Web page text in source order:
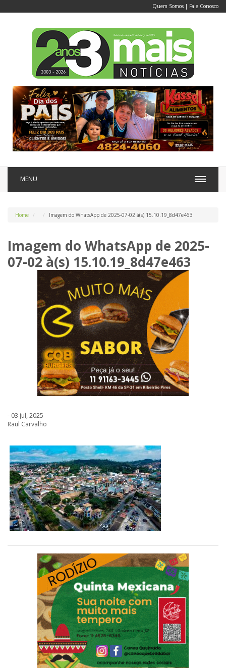
Quem Somos | Fale Conosco
MENU
Home Imagem do WhatsApp de 2025-07-02 à(s) 15.10.19_8d47e463
Imagem do WhatsApp de 2025-
07-02 à(s) 15.10.19_8d47e463
- 03 jul, 2025
Raul Carvalho